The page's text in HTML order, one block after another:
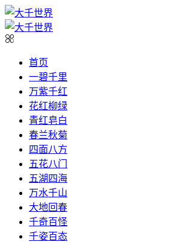
首页
一碧千里
万紫千红
花红柳绿
青红皂白
春兰秋菊
四面八方
五花八门
五湖四海
万水千山
大地回春
千奇百怪
千姿百态